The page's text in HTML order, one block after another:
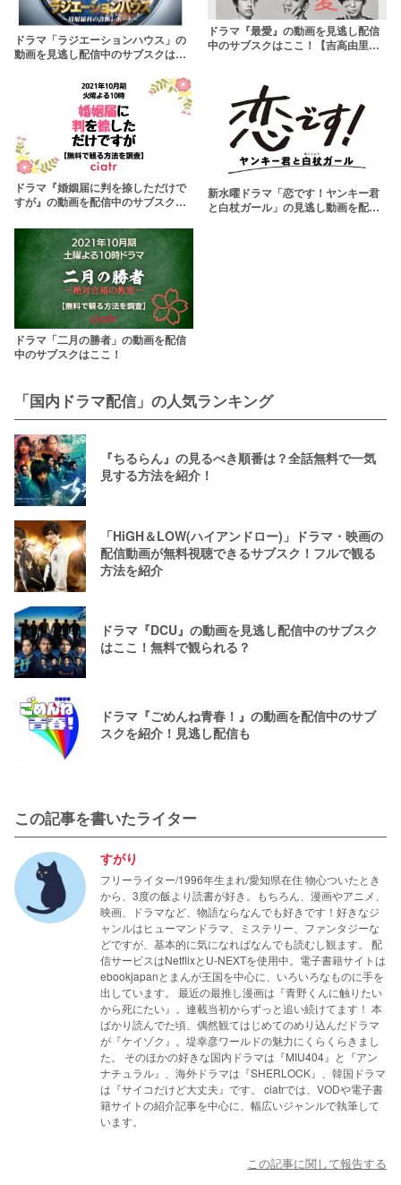
ドラマ「ラジエーションハウス」の
動画を見逃し配信中のサブスクはこ
ドラマ『最愛』の動画を見逃し配信
中のサブスクはここ！【吉高由里子
ドラマ『婚姻届に判を捺しただけで
すが』の動画を配信中のサブスクは
新水曜ドラマ「恋です！ヤンキー君
と白杖ガール」の見逃し動画を配信
ドラマ「二月の勝者」の動画を配信
中のサブスクはここ！
「国内ドラマ配信」の人気ランキング
『ちるらん』の見るべき順番は？全話無料で一気
見する方法を紹介！
「HiGH＆LOW(ハイアンドロー)」ドラマ・映画の
配信動画が無料視聴できるサブスク！フルで観る
方法を紹介
ドラマ『DCU』の動画を見逃し配信中のサブスク
はここ！無料で観られる？
ドラマ『ごめんね青春！』の動画を配信中のサブ
スクを紹介！見逃し配信も
この記事を書いたライター
すがり
フリーライター/1996年生まれ/愛知県在住 物心ついたとき
から、3度の飯より読書が好き。もちろん、漫画やアニメ、
映画、ドラマなど、物語ならなんでも好きです！好きなジ
ャンルはヒューマンドラマ、ミステリー、ファンタジーな
どですが、基本的に気になればなんでも読むし観ます。 配
信サービスはNetflixとU-NEXTを使用中。電子書籍サイトは
ebookjapanとまんが王国を中心に、いろいろなものに手を
出しています。 最近の最推し漫画は『青野くんに触りたい
から死にたい』。連載当初からずっと追い続けてます！ 本
ばかり読んでた頃、偶然観てはじめてのめり込んだドラマ
が『ケイゾク』。堤幸彦ワールドの魅力にくらくらきまし
た。 そのほかの好きな国内ドラマは『MIU404』と『アン
ナチュラル』、海外ドラマは『SHERLOCK』、韓国ドラマ
は『サイコだけど大丈夫』です。 ciatrでは、VODや電子書
籍サイトの紹介記事を中心に、幅広いジャンルで執筆して
います。
この記事に関して報告する